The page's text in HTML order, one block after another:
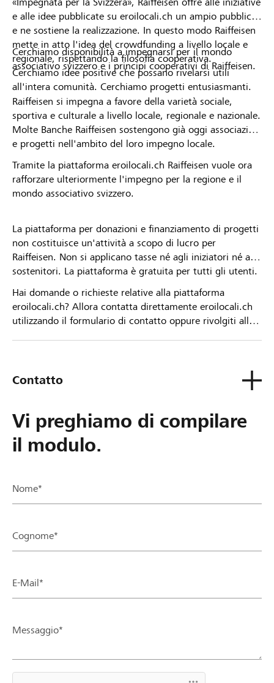
e alle idee pubblicate su eroilocali.ch un ampio pubblico
e ne sostiene la realizzazione. In questo modo Raiffeisen
mette in atto l'idea del crowdfunding a livello locale e
regionale, rispettando la filosofia cooperativa.
Cerchiamo idee positive che possano rivelarsi utili
all'intera comunità. Cerchiamo progetti entusiasmanti.
Cerchiamo disponibilità a impegnarsi per il mondo
associativo svizzero e i principi cooperativi di Raiffeisen.
Raiffeisen si impegna a favore della varietà sociale,
sportiva e culturale a livello locale, regionale e nazionale.
Molte Banche Raiffeisen sostengono già oggi associazioni
e progetti nell'ambito del loro impegno locale.
Tramite la piattaforma eroilocali.ch Raiffeisen vuole ora
rafforzare ulteriormente l'impegno per la regione e il
mondo associativo svizzero.
La piattaforma per donazioni e finanziamento di progetti
non costituisce un'attività a scopo di lucro per
Raiffeisen. Non si applicano tasse né agli iniziatori né ai
sostenitori. La piattaforma è gratuita per tutti gli utenti.
Hai domande o richieste relative alla piattaforma
eroilocali.ch? Allora contatta direttamente eroilocali.ch
utilizzando il formulario di contatto oppure rivolgiti alla
Contatto
Vi preghiamo di compilare
il modulo.
Nome*
Cognome*
E-Mail*
Messaggio*